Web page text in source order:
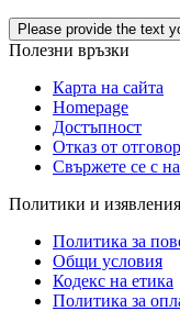
Please provide the text
Полезни връзки
Карта на сайта
Homepage
Достъпност
Отказ от
Свържете се с
Политики и изявления
Политика за
Общи условия
Кодекс на етика
Политика за